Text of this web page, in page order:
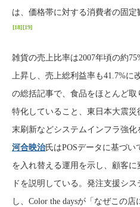
は、価格帯に対する消費者の固定
[18] [19]
雑貨の売上比率は2007年頃の約
上昇し、売上総利益率も41.7%に
の総括記事で、食品をほとんど
特化していること、東日本大震
末刷新などシステムインフラ強化
河合映治氏はPOSデータに基づい
を入れ替える運用を示し、顧客
ドを説明している。発注支援シ
し、Color the daysが「なぜこの